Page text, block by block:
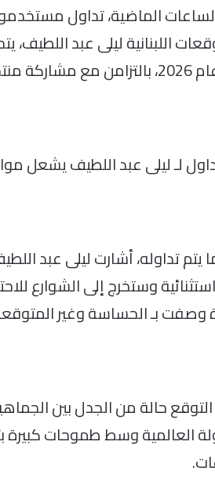
الماضية، تداول
اللبنانية ليلى عبد
العالم.
لـ ليلى عبد اللطيف يشعل
يتم تداوله، أشارت ليلى عبد
وستخرج إلى الشوارع
وصفت بـ الحساسة وغير المتوقعة
التوقع حالة من الجدل بين
العالمية وسط طموحات كبيرة